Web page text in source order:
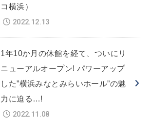
コ横浜）
2022.12.13
1年10か月の休館を経て、ついにリ
ニューアルオープン! パワーアップ
した”横浜みなとみらいホール”の魅
力に迫る…!
2022.11.08